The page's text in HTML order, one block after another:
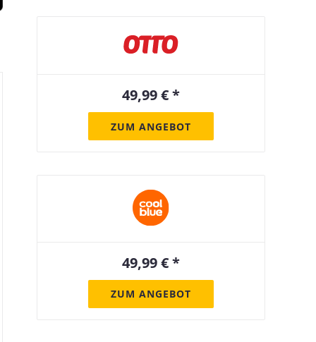
49,99 € *
ZUM ANGEBOT
49,99 € *
ZUM ANGEBOT